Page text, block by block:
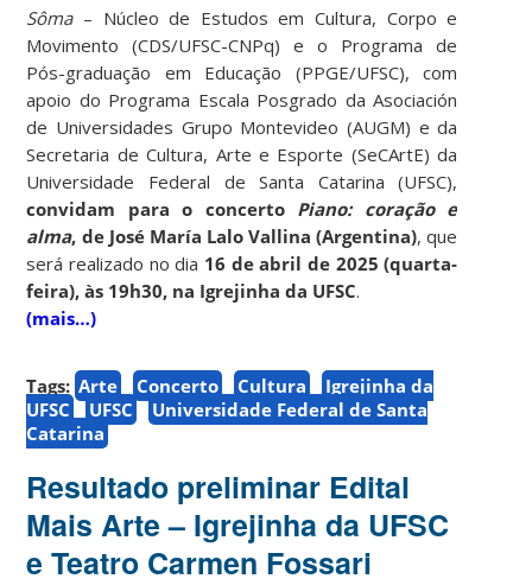
Sôma– Núcleo de Estudos em Cultura, Corpo e
Movimento (CDS/UFSC-CNPq) e o Programa de
Pós-graduação em Educação (PPGE/UFSC), com
apoio do Programa Escala Posgrado da Asociación
de Universidades Grupo Montevideo (AUGM) e da
Secretaria de Cultura, Arte e Esporte (SeCArtE) da
Universidade Federal de Santa Catarina (UFSC),
convidam para o concerto Piano: coração e
alma, de José María Lalo Vallina (Argentina), que
será realizado no dia 16 de abril de 2025 (quarta-
feira), às 19h30, na Igrejinha da UFSC.
(mais…)
Tags: Arte Concerto Cultura
Igrejinha da
UFSC
UFSC
Universidade Federal de Santa
Catarina
Resultado preliminar Edital
Mais Arte – Igrejinha da UFSC
e Teatro Carmen Fossari